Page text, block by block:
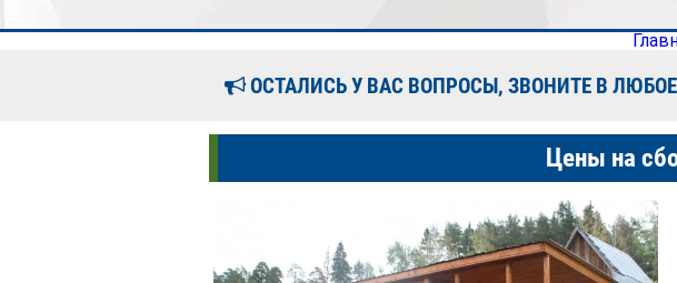
ОСТАЛИСЬ У ВАС ВОПРОСЫ, ЗВОНИТЕ В
Цены на